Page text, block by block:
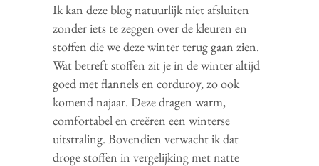
Ik kan deze blog natuurlijk niet afsluiten
zonder iets te zeggen over de kleuren en
stoffen die we deze winter terug gaan zien.
Wat betreft stoffen zit je in de winter altijd
goed met flannels en corduroy, zo ook
komend najaar. Deze dragen warm,
comfortabel en creëren een winterse
uitstraling. Bovendien verwacht ik dat
droge stoffen in vergelijking met natte